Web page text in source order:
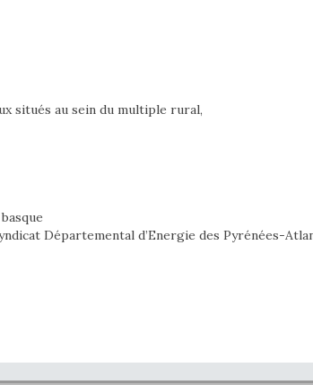
situés au sein du multiple rural,
Départemental d’Energie des Pyrénées-